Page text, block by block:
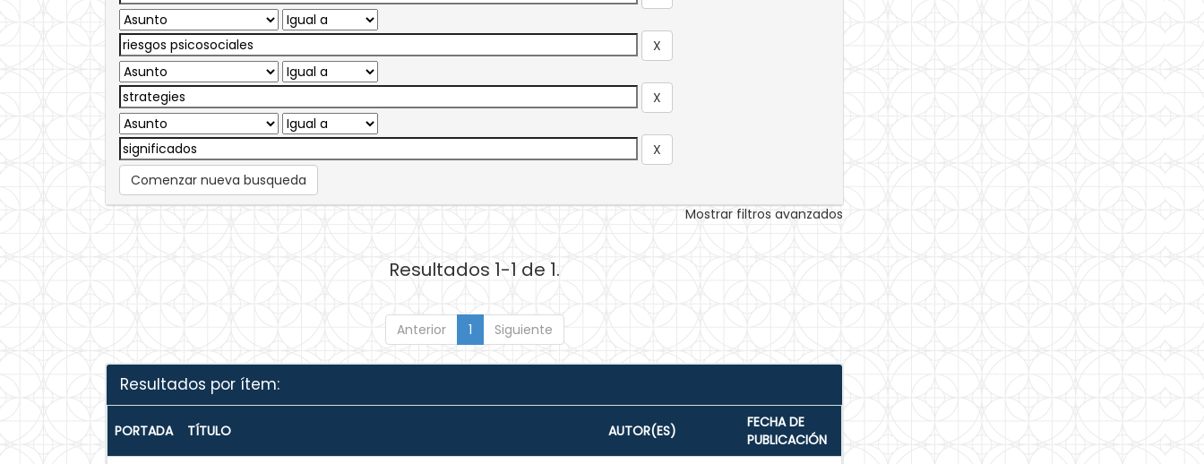
Comenzar nueva busqueda
Mostrar filtros avanzados
Resultados 1-1 de 1.
Anterior 1 Siguiente
Resultados por ítem:
PORTADA TÍTULO AUTOR(ES)
FECHA DE
PUBLICACIÓN